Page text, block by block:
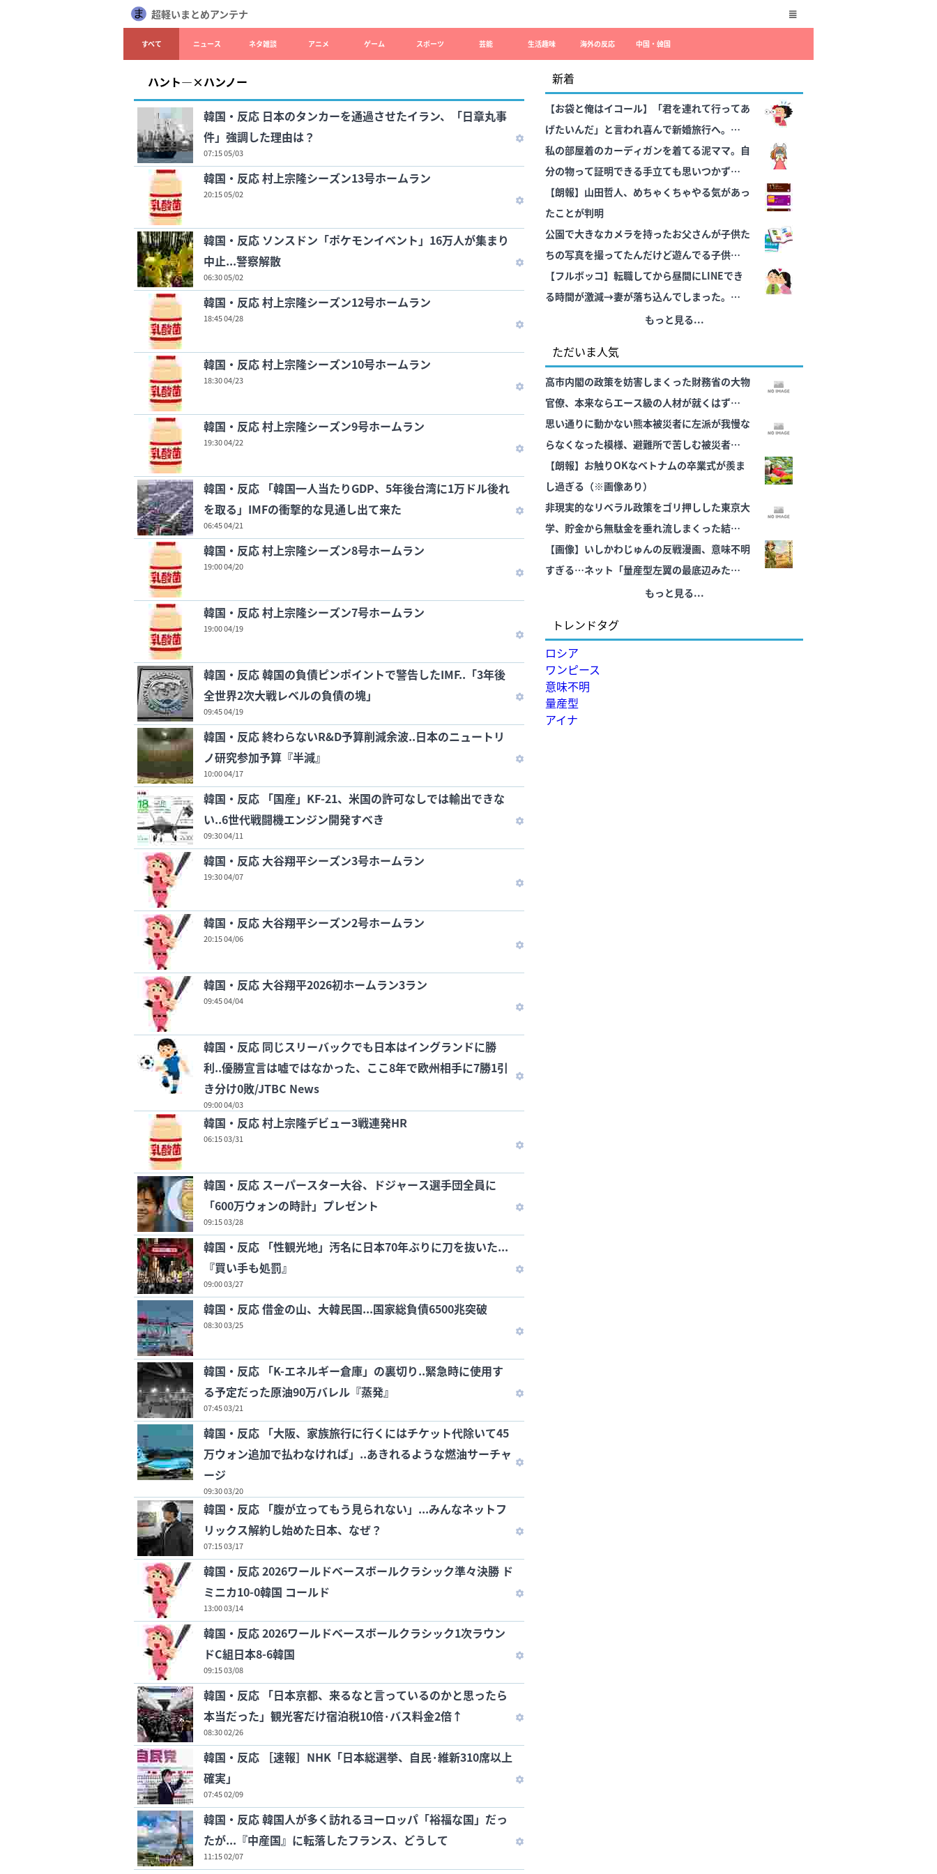
超軽いまとめアンテナ
すべて ニュース ネタ雑談 アニメ ゲーム スポーツ 芸能 生活趣味 海外の反応 中国・韓国
ハント―×ハンノー
韓国・反応 日本のタンカーを通過させたイラン、「日章丸事
件」強調した理由は？
07:15 05/03
韓国・反応 村上宗隆シーズン13号ホームラン
20:15 05/02
韓国・反応 ソンスドン「ポケモンイベント」16万人が集まり
中止...警察解散
06:30 05/02
韓国・反応 村上宗隆シーズン12号ホームラン
18:45 04/28
韓国・反応 村上宗隆シーズン10号ホームラン
18:30 04/23
韓国・反応 村上宗隆シーズン9号ホームラン
19:30 04/22
韓国・反応 「韓国一人当たりGDP、5年後台湾に1万ドル後れ
を取る」IMFの衝撃的な見通し出て来た
06:45 04/21
韓国・反応 村上宗隆シーズン8号ホームラン
19:00 04/20
韓国・反応 村上宗隆シーズン7号ホームラン
19:00 04/19
韓国・反応 韓国の負債ピンポイントで警告したIMF..「3年後
全世界2次大戦レベルの負債の塊」
09:45 04/19
韓国・反応 終わらないR&D予算削減余波..日本のニュートリ
ノ研究参加予算『半減』
10:00 04/17
韓国・反応 「国産」KF-21、米国の許可なしでは輸出できな
い..6世代戦闘機エンジン開発すべき
09:30 04/11
韓国・反応 大谷翔平シーズン3号ホームラン
19:30 04/07
韓国・反応 大谷翔平シーズン2号ホームラン
20:15 04/06
韓国・反応 大谷翔平2026初ホームラン3ラン
09:45 04/04
韓国・反応 同じスリーバックでも日本はイングランドに勝
利..優勝宣言は嘘ではなかった、ここ8年で欧州相手に7勝1引
き分け0敗/JTBC News
09:00 04/03
韓国・反応 村上宗隆デビュー3戦連発HR
06:15 03/31
韓国・反応 スーパースター大谷、ドジャース選手団全員に
「600万ウォンの時計」プレゼント
09:15 03/28
韓国・反応 「性観光地」汚名に日本70年ぶりに刀を抜いた...
『買い手も処罰』
09:00 03/27
韓国・反応 借金の山、大韓民国...国家総負債6500兆突破
08:30 03/25
韓国・反応 「K-エネルギー倉庫」の裏切り..緊急時に使用す
る予定だった原油90万バレル『蒸発』
07:45 03/21
韓国・反応 「大阪、家族旅行に行くにはチケット代除いて45
万ウォン追加で払わなければ」..あきれるような燃油サーチャ
ージ
09:30 03/20
韓国・反応 「腹が立ってもう見られない」...みんなネットフ
リックス解約し始めた日本、なぜ？
07:15 03/17
韓国・反応 2026ワールドベースボールクラシック準々決勝 ド
ミニカ10-0韓国 コールド
13:00 03/14
韓国・反応 2026ワールドベースボールクラシック1次ラウン
ドC組日本8-6韓国
09:15 03/08
韓国・反応 「日本京都、来るなと言っているのかと思ったら
本当だった」観光客だけ宿泊税10倍·バス料金2倍↑
08:30 02/26
韓国・反応 ［速報］NHK「日本総選挙、自民·維新310席以上
確実」
07:45 02/09
韓国・反応 韓国人が多く訪れるヨーロッパ「裕福な国」だっ
たが...『中産国』に転落したフランス、どうして
11:15 02/07
新着
【お袋と俺はイコール】「君を連れて行ってあ
げたいんだ」と言われ喜んで新婚旅行へ。…が
道に迷って義実家に電話を掛ける旦那。すると
旦那の口から次々と衝撃の言葉が
私の部屋着のカーディガンを着てる泥ママ。自
分の物って証明できる手立ても思いつかず…
【朗報】山田哲人、めちゃくちゃやる気があっ
たことが判明
公園で大きなカメラを持ったお父さんが子供た
ちの写真を撮ってたんだけど遊んでる子供を自
然に撮るんじゃなくて写真のために遊ばせてる
感じで引いた
【フルボッコ】転職してから昼間にLINEでき
る時間が激減→妻が落ち込んでしまった。申し
訳ないと思うけどマジで嬉しいし可愛いと思う
もっと見る...
ただいま人気
高市内閣の政策を妨害しまくった財務省の大物
官僚、本来ならエース級の人材が就くはずのな
いポストに送られ……
思い通りに動かない熊本被災者に左派が我慢な
らなくなった模様、避難所で苦しむ被災者に対
して……
【朗報】お触りOKなベトナムの卒業式が羨ま
し過ぎる（※画像あり）
非現実的なリベラル政策をゴリ押しした東京大
学、貯金から無駄金を垂れ流しまくった結
果……
【画像】いしかわじゅんの反戦漫画、意味不明
すぎる…ネット「量産型左翼の最底辺みたいな
テンプレ左翼カルト陰謀妄想漫画しか描けなく
もっと見る...
トレンドタグ
ロシア
ワンピース
意味不明
量産型
アイナ